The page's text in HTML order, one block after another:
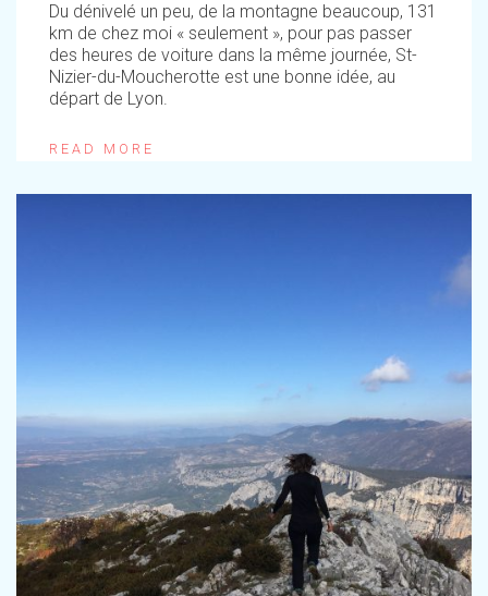
Du dénivelé un peu, de la montagne beaucoup, 131
km de chez moi « seulement », pour pas passer
des heures de voiture dans la même journée, St-
Nizier-du-Moucherotte est une bonne idée, au
départ de Lyon.
READ MORE